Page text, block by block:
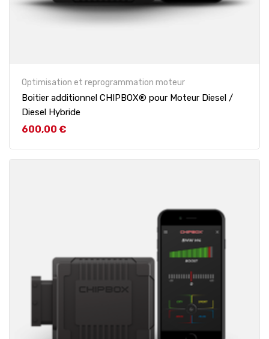
Optimisation et reprogrammation moteur
Boitier additionnel CHIPBOX® pour Moteur Diesel /
Diesel Hybride
Prix
600,00 €